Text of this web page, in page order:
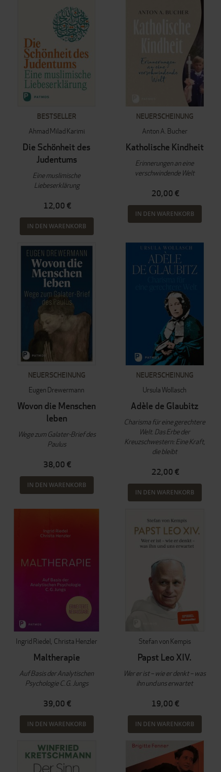
BESTSELLER
Ahmad Milad Karimi
Die Schönheit des
Judentums
Eine muslimische
Liebeserklärung
12,00 €
IN DEN WARENKORB
NEUERSCHEINUNG
Anton A. Bucher
Katholische Kindheit
Erinnerungen an eine
verschwindende Welt
20,00 €
IN DEN WARENKORB
NEUERSCHEINUNG
Eugen Drewermann
Wovon die Menschen
leben
Wege zum Galater-Brief des
Paulus
38,00 €
IN DEN WARENKORB
NEUERSCHEINUNG
Ursula Wollasch
Adèle de Glaubitz
Charisma für eine gerechtere
Welt. Das Erbe der
Kreuzschwestern: Eine Kraft,
die bleibt
22,00 €
IN DEN WARENKORB
Ingrid Riedel Christa Henzler
Maltherapie
Auf Basis der Analytischen
Psychologie C.G. Jungs
39,00 €
IN DEN WARENKORB
Stefan von Kempis
Papst Leo XIV.
Wer er ist – wie er denkt – was
ihn und uns erwartet
19,00 €
IN DEN WARENKORB